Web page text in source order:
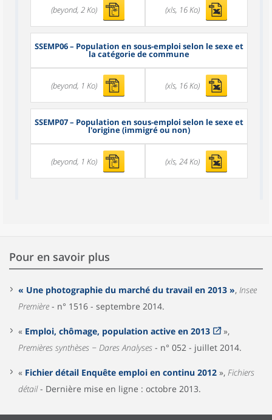
(beyond, 2 Ko) (xls, 16 Ko)
SSEMP06– Population en sous-emploi selon le sexe et
la catégorie de commune
(beyond, 1 Ko) (xls, 16 Ko)
SSEMP07– Population en sous-emploi selon le sexe et
l'origine (immigré ou non)
(beyond, 1 Ko) (xls, 24 Ko)
Pour en savoir plus
« Une photographie du marché du travail en 2013 », Insee
Première - n° 1516 - septembre 2014.
« Emploi, chômage, population active en 2013
»,
Premières synthèses − Dares Analyses - n° 052 - juillet 2014.
« Fichier détail Enquête emploi en continu 2012 », Fichiers
détail- Dernière mise en ligne : octobre 2013.